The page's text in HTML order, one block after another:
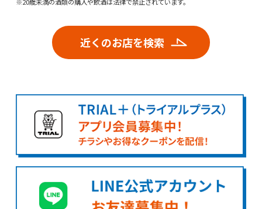
近くのお店を検索